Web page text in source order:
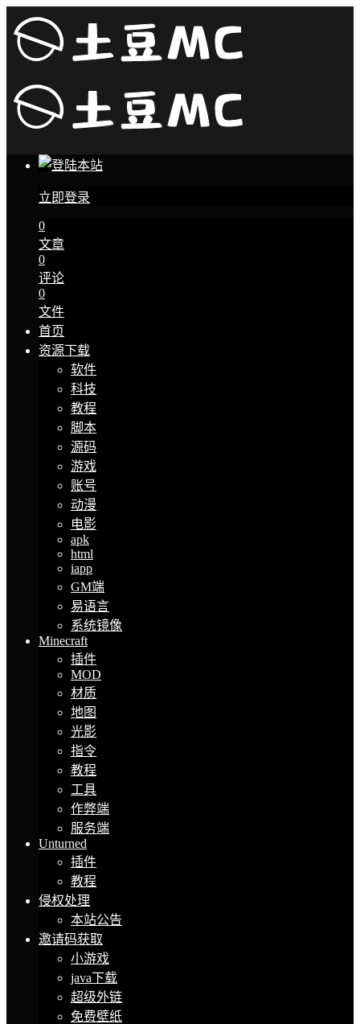
立即登录
0
文章
0
评论
0
文件
首页
资源下载
软件
科技
教程
脚本
源码
游戏
账号
动漫
电影
apk
html
iapp
GM端
易语言
系统镜像
Minecraft
插件
MOD
材质
地图
光影
指令
教程
工具
作弊端
服务端
Unturned
插件
教程
侵权处理
本站公告
邀请码获取
小游戏
java下载
超级外链
免费壁纸